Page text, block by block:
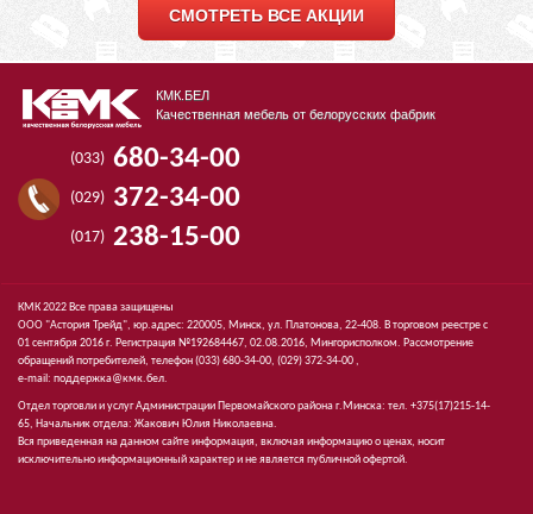
СМОТРЕТЬ ВСЕ АКЦИИ
КМК.БЕЛ
Качественная мебель от белорусских фабрик
(033) 680-34-00
(029) 372-34-00
(017) 238-15-00
КМК 2022 Все права защищены
ООО "Астория Трейд", юр.адрес: 220005, Минск, ул. Платонова, 22-408. В торговом реестре с
01 сентября 2016 г. Регистрация №192684467, 02.08.2016, Мингорисполком. Рассмотрение
обращений потребителей, телефон(033)680-34-00, (029)372-34-00 ,
e-mail: поддержка@кмк.бел.
Отдел торговли и услуг Администрации Первомайского района г.Минска: тел. +375(17)215-14-
65, Начальник отдела: Жакович Юлия Николаевна.
Вся приведенная на данном сайте информация, включая информацию о ценах, носит
исключительно информационный характер и не является публичной офертой.